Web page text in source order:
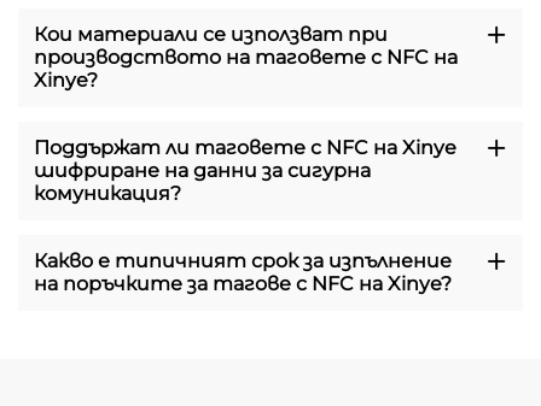
Кои материали се използват при
производството на таговете с NFC на
Xinye?
Поддържат ли таговете с NFC на Xinye
шифриране на данни за сигурна
комуникация?
Какво е типичният срок за изпълнение
на поръчките за тагове с NFC на Xinye?